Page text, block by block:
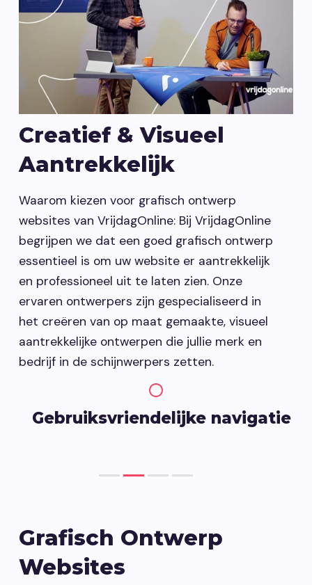
Vacatures
Contact opnemen
Creatief & Visueel
Aantrekkelijk
Waarom kiezen voor grafisch ontwerp
websites van VrijdagOnline: Bij VrijdagOnline
begrijpen we dat een goed grafisch ontwerp
essentieel is om uw website er aantrekkelijk
en professioneel uit te laten zien. Onze
ervaren ontwerpers zijn gespecialiseerd in
het creëren van op maat gemaakte, visueel
aantrekkelijke ontwerpen die jullie merk en
bedrijf in de schijnwerpers zetten.
Gebruiksvriendelijke navigatie
Grafisch Ontwerp
Websites